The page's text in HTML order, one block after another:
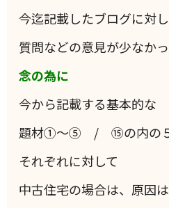
今迄記載したブログに対
質問などの意見が少なか
念の為に
今から記載する基本的な
題材①～⑤ / ⑮の内の５
それぞれに対して
中古住宅の場合は、原因